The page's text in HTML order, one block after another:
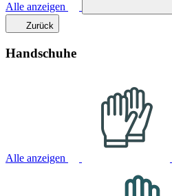
Alle anzeigen
Zurück
Handschuhe
Alle anzeigen